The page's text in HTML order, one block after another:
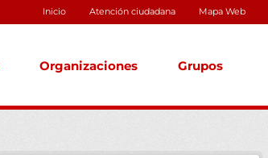
Inicio Atención ciudadana Mapa Web
Organizaciones Grupos